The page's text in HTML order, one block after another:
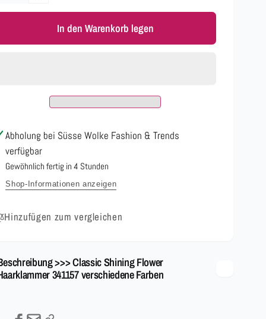
Menge
341157
verschiedene
die
Menge
für
Haarklammer
341157
Farben
In den Warenkorb legen
Abholung bei Süsse Wolke Fashion & Trends
verfügbar
Gewöhnlich fertig in 4 Stunden
Shop-Informationen anzeigen
Hinzufügen zum vergleichen
>>> Classic Shining Flower
341157 verschiedene Farben